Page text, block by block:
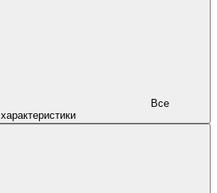
характеристики